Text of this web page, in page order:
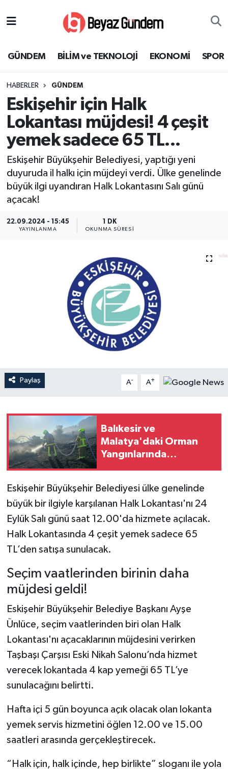
GÜNDEM BİLİM ve TEKNOLOJİ EKONOMİ SPOR
HABERLER GÜNDEM
Eskişehir için Halk
Lokantası müjdesi! 4 çeşit
yemek sadece 65 TL...
Eskişehir Büyükşehir Belediyesi, yaptığı yeni
duyuruda il halkı için müjdeyi verdi. Ülke genelinde
büyük ilgi uyandıran Halk Lokantasını Salı günü
açacak!
22.09.2024 - 15:45
YAYINLANMA
1 DK
OKUNMA SÜRESI
Paylaş A- A+
Balıkesir ve
Malatya'daki Orman
Yangınlarında
Alındı
Eskişehir Büyükşehir Belediyesi ülke genelinde
büyük bir ilgiyle karşılanan Halk Lokantası'nı 24
Eylük Salı günü saat 12.00'da hizmete açılacak.
Halk Lokantasında 4 çeşit yemek sadece 65
TL’den satışa sunulacak.
Seçim vaatlerinden birinin daha
müjdesi geldi!
Eskişehir Büyükşehir Belediye Başkanı Ayşe
Ünlüce, seçim vaatlerinden biri olan Halk
Lokantası'nı açacaklarının müjdesini verirken
Taşbaşı Çarşısı Eski Nikah Salonu’nda hizmet
verecek lokantada 4 kap yemeği 65 TL’ye
sunulacağını belirtti.
Hafta içi 5 gün boyunca açık olacak olan lokanta
yemek servis hizmetini öğlen 12.00 ve 15.00
saatleri arasında gerçekleştirecek.
“Halk için, halk içinde, hep birlikte” sloganı ile yola
EKONOMİ
SPOR
SAĞLIK
EĞİTİM
KÜLTÜR SANAT
MAGAZİN
Süper Lig Puan Durumu ve Fikstür
Tüm Manşetler
Son Dakika Haberleri
Haber Arşivi